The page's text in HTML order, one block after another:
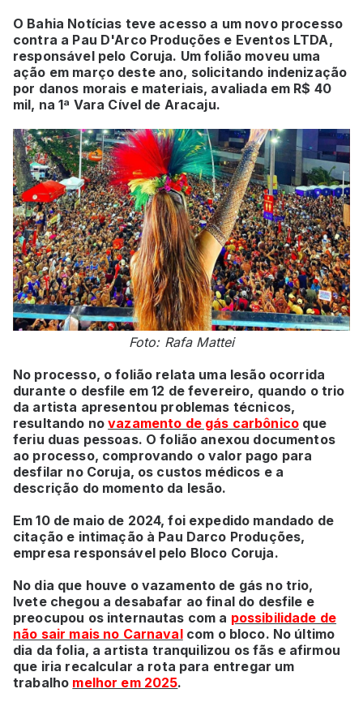
O Bahia Notícias teve acesso a um novo processo
contra a Pau D'Arco Produções e Eventos LTDA,
responsável pelo Coruja. Um folião moveu uma
ação em março deste ano, solicitando indenização
por danos morais e materiais, avaliada em R$ 40
mil, na 1ª Vara Cível de Aracaju.
Foto: Rafa Mattei
No processo, o folião relata uma lesão ocorrida
durante o desfile em 12 de fevereiro, quando o trio
da artista apresentou problemas técnicos,
resultando novazamento de gás carbônico que
feriu duas pessoas. O folião anexou documentos
ao processo, comprovando o valor pago para
desfilar no Coruja, os custos médicos e a
descrição do momento da lesão.
Em 10 de maio de 2024, foi expedido mandado de
citação e intimação à Pau Darco Produções,
empresa responsável pelo Bloco Coruja.
No dia que houve o vazamento de gás no trio,
Ivete chegou a desabafar ao final do desfile e
preocupou os internautas com a possibilidade de
não sair mais no Carnavalcom o bloco. No último
dia da folia, a artista tranquilizou os fãs e afirmou
que iria recalcular a rota para entregar um
trabalho melhor em 2025.